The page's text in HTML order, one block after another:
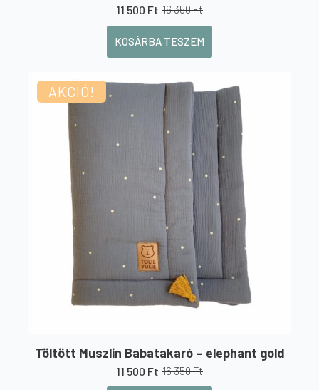
16 350Ft
Original
price
was:
16
11 500 Ft Current
price
is:
11
KOSÁRBA TESZEM
AKCIÓ!
Töltött Muszlin Babatakaró – elephant gold
16 350Ft
Original
11 500 Ft Current